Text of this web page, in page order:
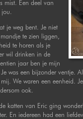
mist. Een deel van
je weg bent. Je niet
te zien liggen,
te horen als je
wil drinken in de
jaar ben je mijn
Je was een bijzonder
We waren een eenheid.
ook.
katten van Eric ging
En iedereen had een